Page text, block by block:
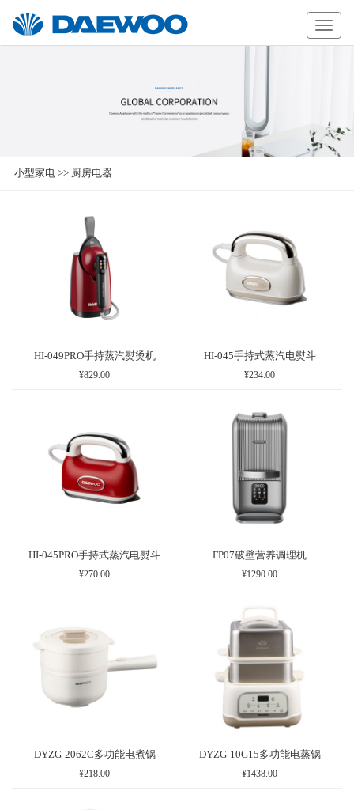
小型家电 >> 厨房电器
HI-049PRO手持蒸汽熨烫机
¥829.00
HI-045手持式蒸汽电熨斗
¥234.00
HI-045PRO手持式蒸汽电熨斗
¥270.00
FP07破壁营养调理机
¥1290.00
DYZG-2062C多功能电煮锅
¥218.00
DYZG-10G15多功能电蒸锅
¥1438.00